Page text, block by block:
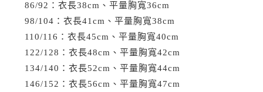
86/92：衣長38cm、平量胸寬36cm
98/104：衣長41cm、平量胸寬38cm
110/116：衣長45cm、平量胸寬40cm
122/128：衣長48cm、平量胸寬42cm
134/140：衣長52cm、平量胸寬44cm
146/152：衣長56cm、平量胸寬47cm